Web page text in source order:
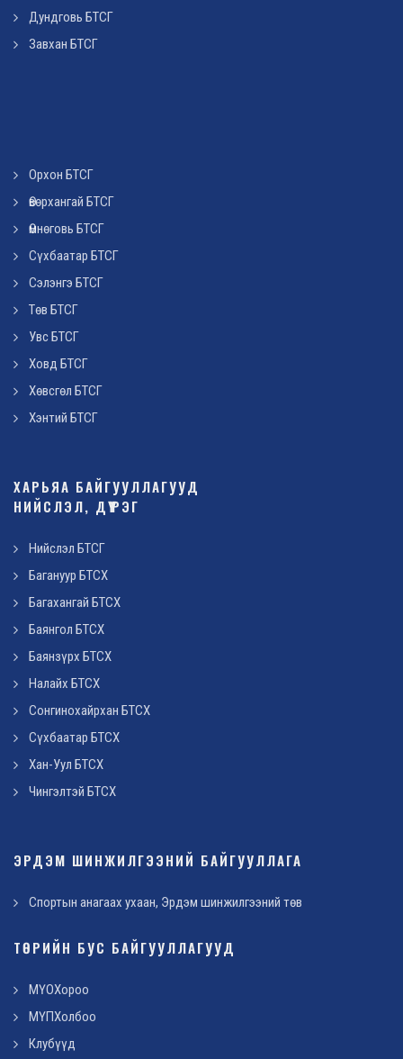
Дундговь БТСГ
Завхан БТСГ
Орхон БТСГ
Өвөрхангай БТСГ
Өмнөговь БТСГ
Сүхбаатар БТСГ
Сэлэнгэ БТСГ
Төв БТСГ
Увс БТСГ
Ховд БТСГ
Хөвсгөл БТСГ
Хэнтий БТСГ
ХАРЬЯА БАЙГУУЛЛАГУУД
НИЙСЛЭЛ, ДҮҮРЭГ
Нийслэл БТСГ
Багануур БТСХ
Багахангай БТСХ
Баянгол БТСХ
Баянзүрх БТСХ
Налайх БТСХ
Сонгинохайрхан БТСХ
Сүхбаатар БТСХ
Хан-Уул БТСХ
Чингэлтэй БТСХ
ЭРДЭМ ШИНЖИЛГЭЭНИЙ БАЙГУУЛЛАГА
Спортын анагаах ухаан, Эрдэм шинжилгээний төв
ТӨРИЙН БУС БАЙГУУЛЛАГУУД
МҮОХороо
МҮПХолбоо
Клубүүд